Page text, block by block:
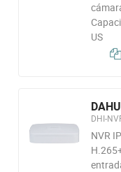
US
DHI-
NVR